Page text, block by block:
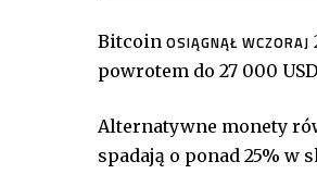
BitcoinOSIĄGNĄŁ WCZORAJ
powrotem do 27 000
Alternatywne monety
spadają o ponad 25% w